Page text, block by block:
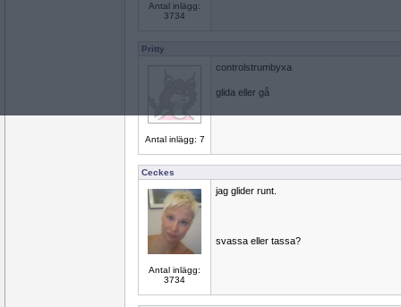
Antal inlägg:
3734
Pritty
Antal inlägg: 7
controlstrumbyxa
glida eller gå
Ceckes
Antal inlägg:
3734
jag glider runt.
svassa eller tassa?